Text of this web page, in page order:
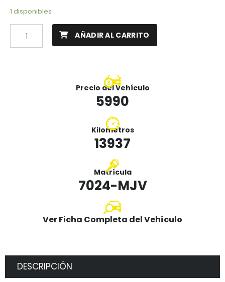
1 disponibles
AÑADIR AL CARRITO
Precio del Vehículo
5990
Kilometros
13937
Matrícula
7024-MJV
Ver Ficha Completa del Vehículo
DESCRIPCIÓN